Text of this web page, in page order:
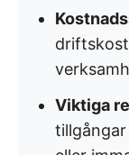
Viktiga
tillgångar